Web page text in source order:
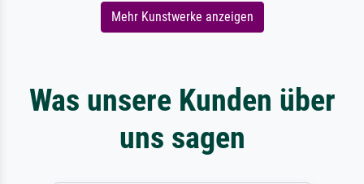
Mehr Kunstwerke anzeigen
Was unsere Kunden über
uns sagen